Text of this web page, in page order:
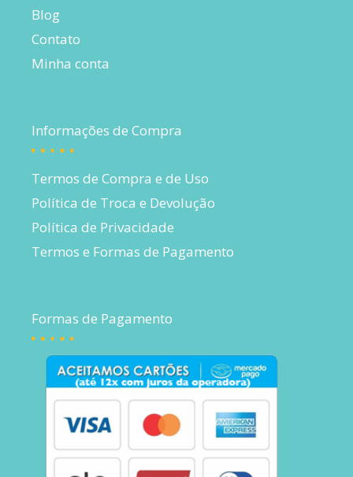
Blog
Contato
Minha conta
Informações de Compra
Termos de Compra e de Uso
Política de Troca e Devolução
Política de Privacidade
Termos e Formas de Pagamento
Formas de Pagamento